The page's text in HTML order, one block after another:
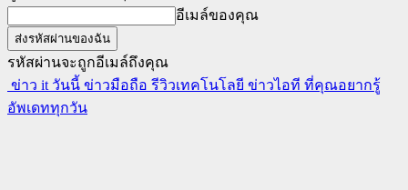
อีเมล์ของคุณ
รหัสผ่านจะถูกอีเมล์ถึงคุณ
ข่าว it วันนี้ ข่าวมือถือ รีวิวเทคโนโลยี ข่าวไอที ที่คุณอยากรู้
อัพเดททุกวัน